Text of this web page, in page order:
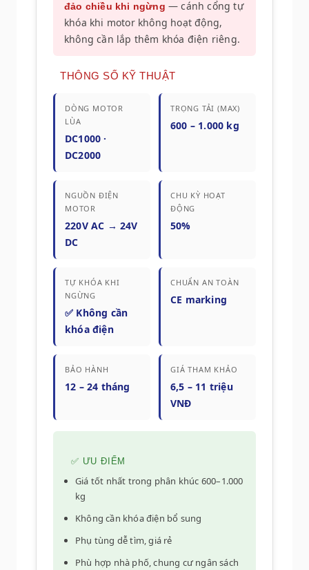
đảo chiều khi ngừng — cánh cổng tự
khóa khi motor không hoạt động,
không cần lắp thêm khóa điện riêng.
THÔNG SỐ KỸ THUẬT
DÒNG MOTOR
LÙA
DC1000 ·
DC2000
TRỌNG TẢI (MAX)
600 – 1.000 kg
NGUỒN ĐIỆN
MOTOR
220V AC → 24V
DC
CHU KỲ HOẠT
ĐỘNG
50%
TỰ KHÓA KHI
NGỪNG
✅ Không cần
khóa điện
CHUẨN AN TOÀN
CE marking
BẢO HÀNH
12 – 24 tháng
GIÁ THAM KHẢO
6,5 – 11 triệu
VNĐ
✅ ƯU ĐIỂM
Giá tốt nhất trong phân khúc 600–1.000
kg
Không cần khóa điện bổ sung
Phụ tùng dễ tìm, giá rẻ
Phù hợp nhà phố, chung cư ngân sách